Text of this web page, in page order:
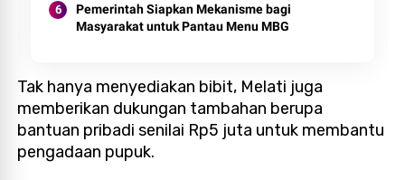
Pemerintah Siapkan Mekanisme bagi
Masyarakat untuk Pantau Menu MBG
Tak hanya menyediakan bibit, Melati juga
memberikan dukungan tambahan berupa
bantuan pribadi senilai Rp5 juta untuk membantu
pengadaan pupuk.